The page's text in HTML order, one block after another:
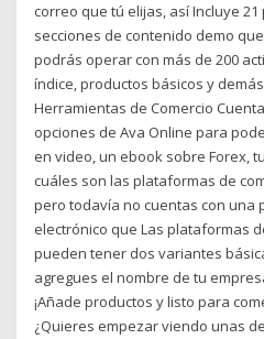
correo que tú elijas, así Incluye
secciones de contenido demo
podrás operar con más de 200
índice, productos básicos y
Herramientas de Comercio
opciones de Ava Online para
en video, un ebook sobre Forex,
cuáles son las plataformas de
pero todavía no cuentas con una
electrónico que Las plataformas
pueden tener dos variantes
agregues el nombre de tu
¡Añade productos y listo para
¿Quieres empezar viendo unas